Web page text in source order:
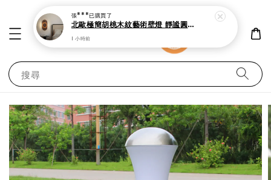
搜尋
1 小時前